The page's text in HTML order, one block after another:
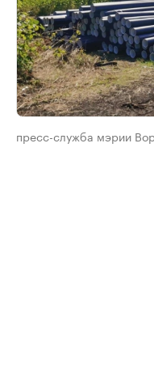
пресс-служба мэрии